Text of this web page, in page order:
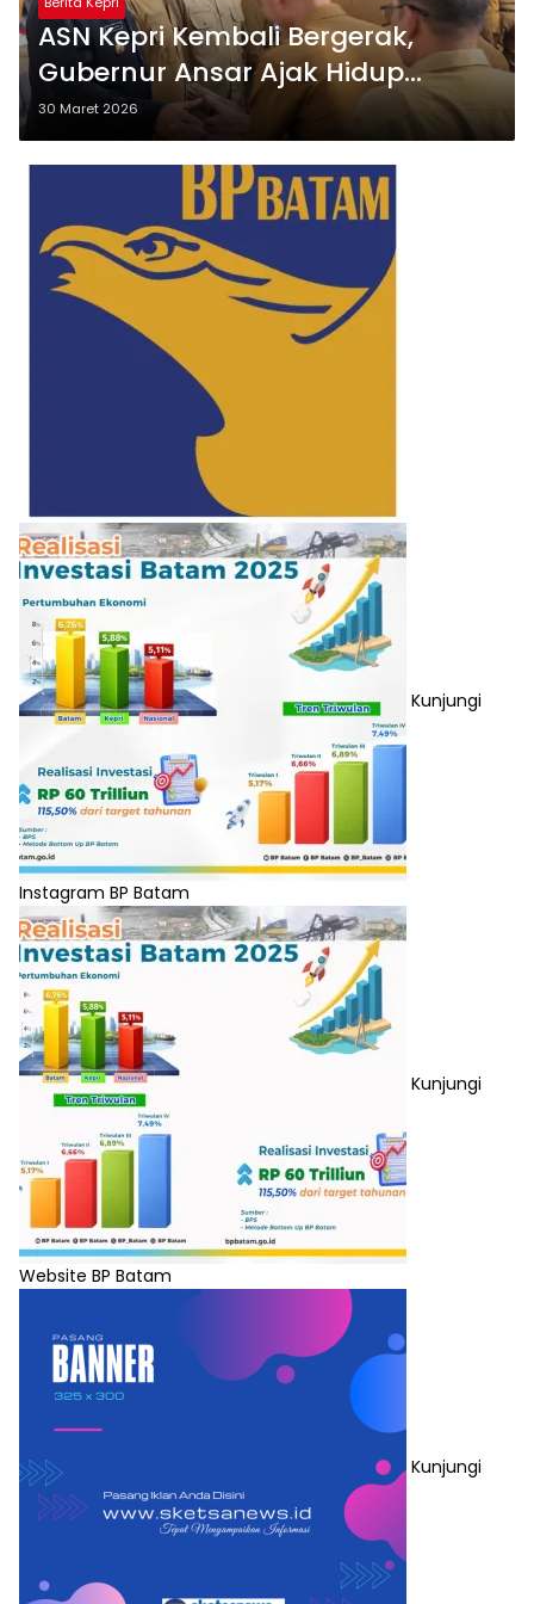
ASN Kepri Kembali Bergerak,
Gubernur Ansar Ajak Hidup
Hemat dan Kerja Optimal
30 Maret 2026
Kunjungi
Instagram BP Batam
Kunjungi
Website BP Batam
Kunjungi